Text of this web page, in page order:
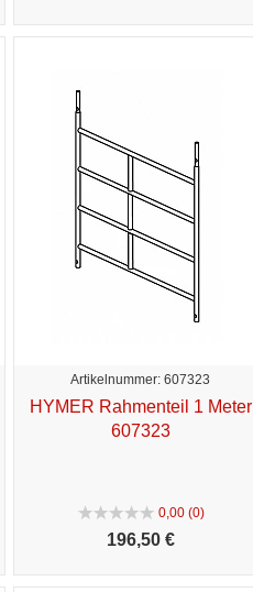
Artikelnummer: 607323
HYMER Rahmenteil 1 Meter
607323
0,00 (0)
196,50 €